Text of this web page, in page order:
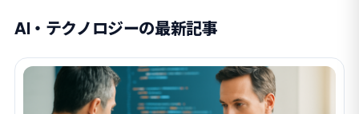
AI・テクノロジーの最新記事